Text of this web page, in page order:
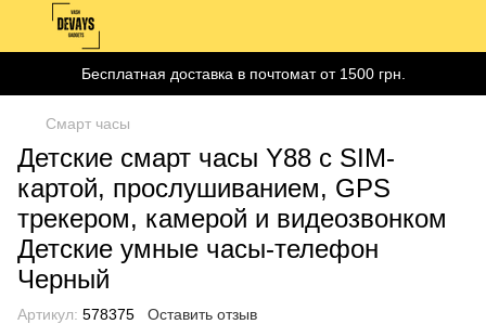
Бесплатная доставка в почтомат от 1500 грн.
Смарт часы
Детские смарт часы Y88 с SIM-
картой, прослушиванием, GPS
трекером, камерой и видеозвонком
Детские умные часы-телефон
Черный
Артикул: 578375 Оставить отзыв